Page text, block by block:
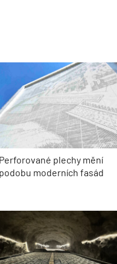
Perforované plechy mění
podobu moderních fasád